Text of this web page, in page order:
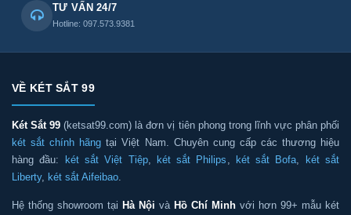
TƯ VẤN 24/7
Hotline: 097.573.9381
VỀ KÉT SẮT 99
Két Sắt 99 (ketsat99.com) là đơn vị tiên phong trong lĩnh vực phân phối
két sắt chính hãng tại Việt Nam. Chuyên cung cấp các thương hiệu
hàng đầu: két sắt Việt Tiệp, két sắt Philips két sắt Bofa
két sắt
Liberty, két sắt Aifeibao
Hệ thống showroom tại Hà Nội và Hồ Chí Minh với hơn 99+ mẫu két